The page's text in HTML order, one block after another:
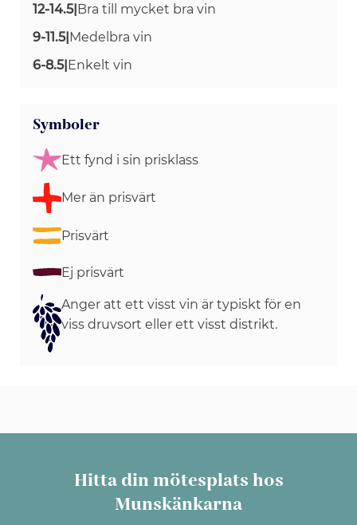
12-14.5|Bra till mycket bra vin
9-11.5|Medelbra vin
6-8.5|Enkelt vin
Symboler
Ett fynd i sin prisklass
Mer än prisvärt
Prisvärt
Ej prisvärt
Anger att ett visst vin är typiskt för en
viss druvsort eller ett visst distrikt.
Hitta din mötesplats hos
Munskänkarna